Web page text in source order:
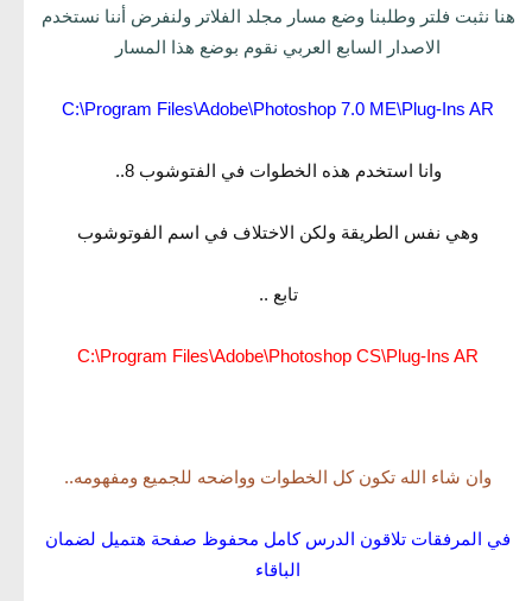
هنا نثبت فلتر وطلبنا وضع مسار مجلد الفلاتر ولنفرض أننا نستخدم
الاصدار السابع العربي نقوم بوضع هذا المسار
C:\Program Files\Adobe\Photoshop 7.0 ME\Plug-Ins AR
وانا استخدم هذه الخطوات في الفتوشوب 8..
وهي نفس الطريقة ولكن الاختلاف في اسم الفوتوشوب
تابع ..
C:\Program Files\Adobe\Photoshop CS\Plug-Ins AR
وان شاء الله تكون كل الخطوات وواضحه للجميع ومفهومه..
في المرفقات تلاقون الدرس كامل محفوظ صفحة هتميل لضمان
الباقاء